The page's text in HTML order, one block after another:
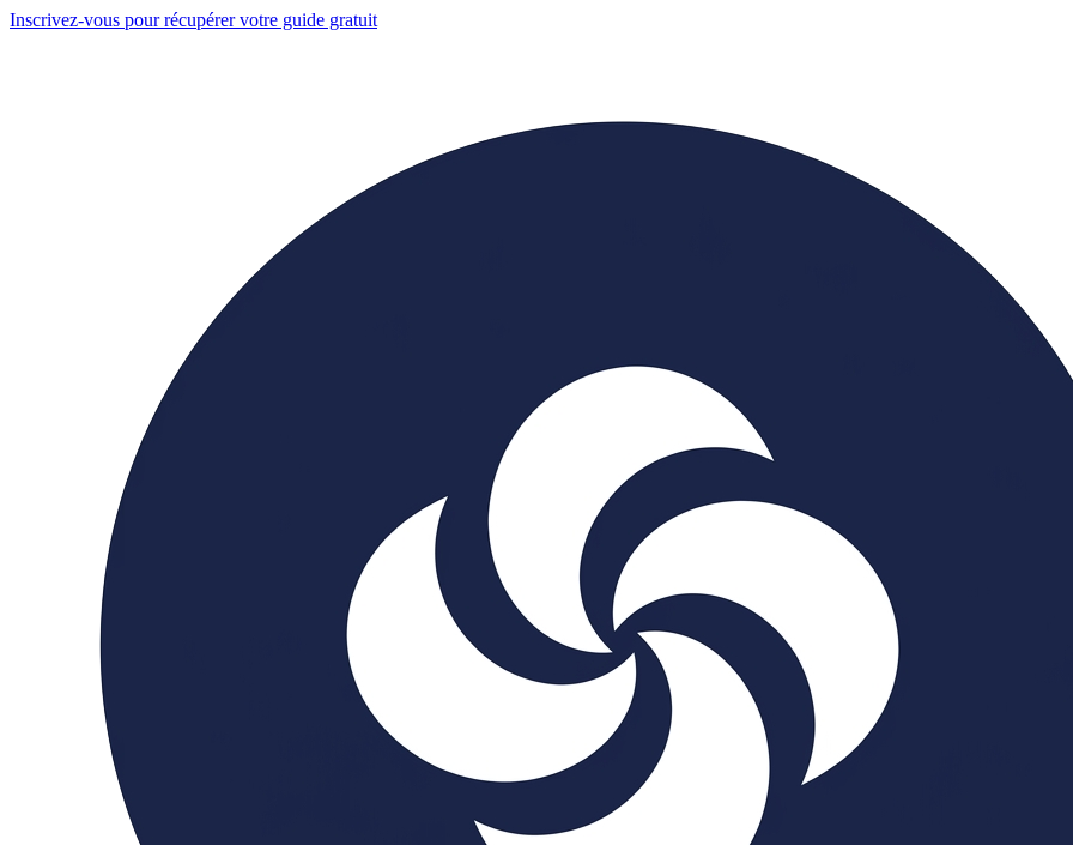
Inscrivez-vous pour récupérer votre guide gratuit